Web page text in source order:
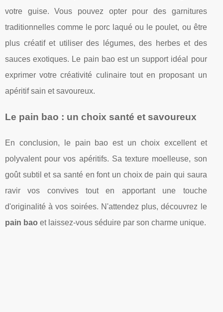
votre guise. Vous pouvez opter pour des garnitures
traditionnelles comme le porc laqué ou le poulet, ou être
plus créatif et utiliser des légumes, des herbes et des
sauces exotiques. Le pain bao est un support idéal pour
exprimer votre créativité culinaire tout en proposant un
apéritif sain et savoureux.
Le pain bao : un choix santé et savoureux
En conclusion, le pain bao est un choix excellent et
polyvalent pour vos apéritifs. Sa texture moelleuse, son
goût subtil et sa santé en font un choix de pain qui saura
ravir vos convives tout en apportant une touche
d'originalité à vos soirées. N'attendez plus, découvrez le
pain bao et laissez-vous séduire par son charme unique.